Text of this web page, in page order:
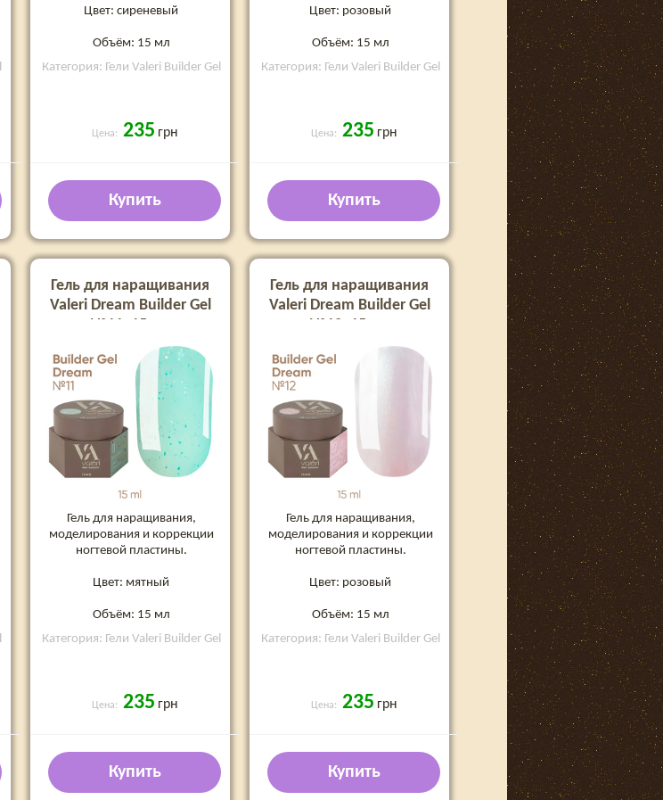
Цвет: сиреневый
Объём: 15 мл
Категория: Гели Valeri Builder Gel
Цена: 235 грн
Купить
Цвет: розовый
Объём: 15 мл
Категория: Гели Valeri Builder Gel
Цена: 235 грн
Купить
Гель для наращивания
Valeri Dream Builder Gel
№11, 15 мл
Гель для наращивания,
моделирования и коррекции
ногтевой пластины.
Цвет: мятный
Объём: 15 мл
Категория: Гели Valeri Builder Gel
Цена: 235 грн
Купить
Гель для наращивания
Valeri Dream Builder Gel
№12, 15 мл
Гель для наращивания,
моделирования и коррекции
ногтевой пластины.
Цвет: розовый
Объём: 15 мл
Категория: Гели Valeri Builder Gel
Цена: 235 грн
Купить